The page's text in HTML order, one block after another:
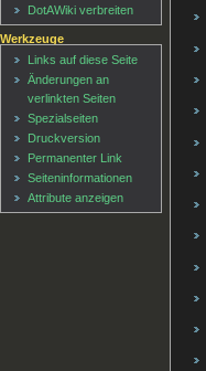
DotAWiki verbreiten
Werkzeuge
Links auf diese Seite
Änderungen an
verlinkten Seiten
Spezialseiten
Druckversion
Permanenter Link
Seiten­informationen
Attribute anzeigen